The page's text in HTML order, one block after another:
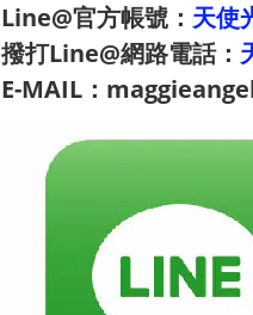
Line@官方帳號： 天使
撥打Line@網路電話：
E-MAIL：